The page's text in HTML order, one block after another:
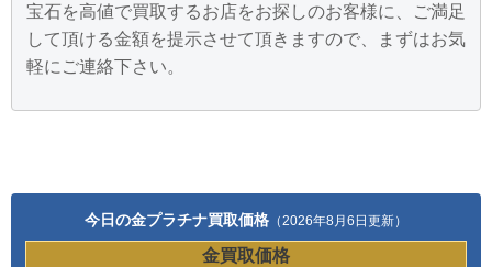
宝石を高値で買取するお店をお探しのお客様に、ご満足
して頂ける金額を提示させて頂きますので、まずはお気
軽にご連絡下さい。
今日の金プラチナ買取価格 （2026年8月6日更新）
金買取価格